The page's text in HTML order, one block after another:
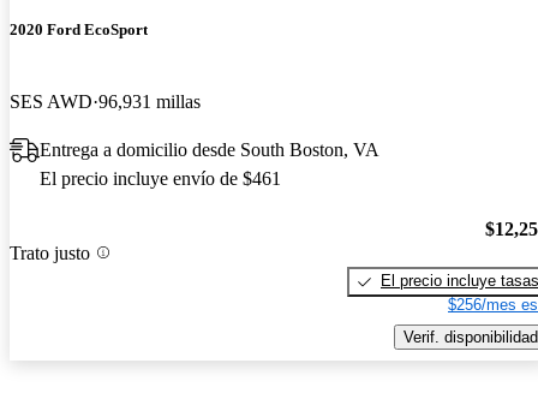
2020 Ford EcoSport
SES AWD 96,931 millas
Entrega a domicilio desde South Boston, VA
El precio incluye envío de $461
Trato justo
El precio incluye tasas
$256/mes
Verif. disponibilidad